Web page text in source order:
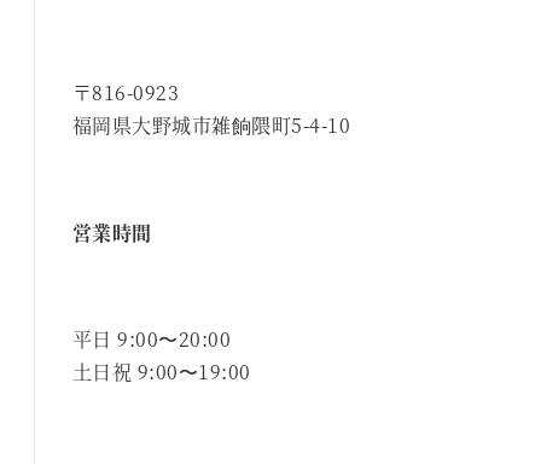
〒816-0923
福岡県大野城市雑餉隈町5-4-10
営業時間
平日 9:00〜20:00
土日祝 9:00〜19:00